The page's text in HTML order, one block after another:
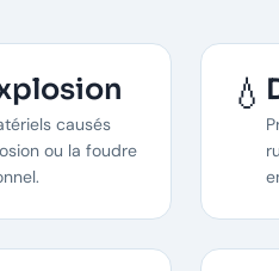
causés
ou la foudre
💧